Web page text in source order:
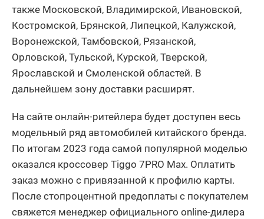
также Московской, Владимирской, Ивановской,
Костромской, Брянской, Липецкой, Калужской,
Воронежской, Тамбовской, Рязанской,
Орловской, Тульской, Курской, Тверской,
Ярославской и Смоленской областей. В
дальнейшем зону доставки расширят.
На сайте онлайн-ритейлера будет доступен весь
модельный ряд автомобилей китайского бренда.
По итогам 2023 года самой популярной моделью
оказался кроссовер Tiggo 7PRO Max. Оплатить
заказ можно с привязанной к профилю карты.
После стопроцентной предоплаты с покупателем
свяжется менеджер официального online-дилера